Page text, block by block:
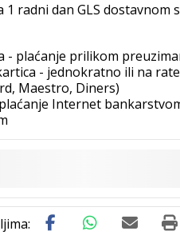
1 radni dan GLS dostavnom
- plaćanje prilikom
- jednokratno ili na rate
Maestro, Diners)
Internet